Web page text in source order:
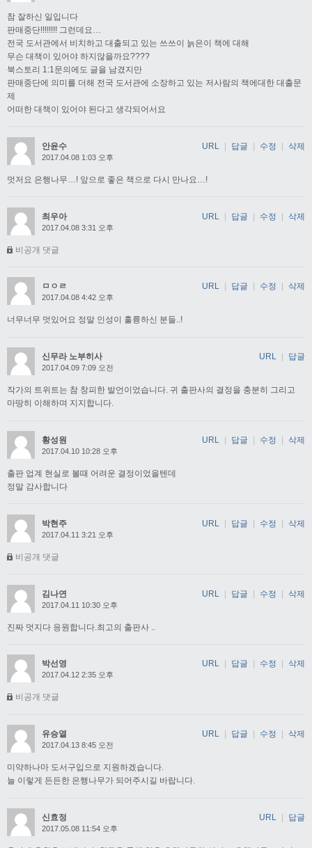
참 잘하신 일입니다
판매중단!!!!!!!! 그런데요…
전국 도서관에서 비치하고 대출되고 있는 쓰쓰이 늙은이 책에 대해
무슨 대책이 있어야 하지않을까요????
북스토리 1:1문의에도 글을 남겼지만
판매중단에 의미를 더해 전국 도서관에 소장하고 있는 저사람의 책에대한 대출문
제
어떠한 대책이 있어야 된다고 생각되어서요
안윤수
2017.04.08 1:03 오후
멋저요 은행나무…! 앞으로 좋은 책으로 다시 만나요…!
URL | 답글 | 수정 | 삭제
최우아
2017.04.08 3:31 오후
비공개 댓글
URL | 답글 | 수정 | 삭제
ㅁㅇㄹ
2017.04.08 4:42 오후
너무너무 멋있어요 정말 인성이 훌륭하신 분들..!
URL 답글 수정 삭제
신무라 노부히사
2017.04.09 7:09 오전
작가의 트위트는 참 창피한 발언이었습니다. 귀 출판사의 결정을 충분히 그리고
마땅히 이해하며 지지합니다.
URL 답글
황성원
2017.04.10 10:28 오후
출판 업계 현실로 볼때 어려운 결정이었을텐데
정말 감사합니다
URL 답글 수정 삭제
박현주
2017.04.11 3:21 오후
비공개 댓글
URL | 답글 | 수정 | 삭제
김나연
2017.04.11 10:30 오후
진짜 멋지다 응원합니다.최고의 출판사 ..
URL | 답글 | 수정 | 삭제
박선영
2017.04.12 2:35 오후
비공개 댓글
URL 답글 수정 삭제
유승열
2017.04.13 8:45 오전
미약하나마 도서구입으로 지원하겠습니다.
늘 이렇게 든든한 은행나무가 되어주시길 바랍니다.
URL 답글 수정 삭제
신효정
2017.05.08 11:54 오후
URL 답글